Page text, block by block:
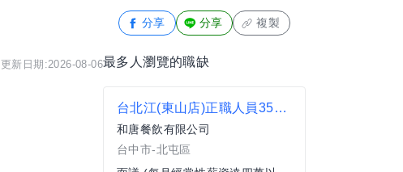
更新日期:2026-08-06
分享 分享 複製
最多人瀏覽的職缺
台北江(東山店)正職人員35000起
和唐餐飲有限公司
台中市-北屯區